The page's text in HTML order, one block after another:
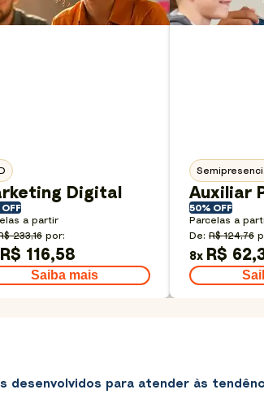
Digital
a partir
233,16 por:
R$ 116,58
Saiba mais
Auxiliar
50% OFF
Parcelas a
De: R$ 124,76
8x R$
desenvolvidos para atender às